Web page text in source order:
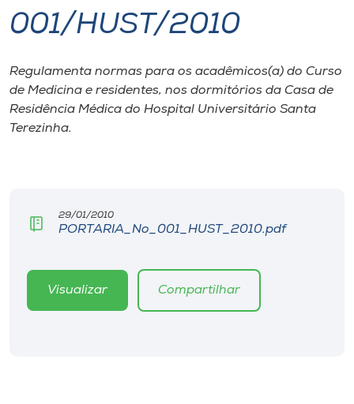
I.nova
Diplomados
Cultura
Biblioteca
Editora
Rádio
001/HUST/2010
Regulamenta normas para os acadêmicos(a) do Curso
de Medicina e residentes, nos dormitórios da Casa de
Residência Médica do Hospital Universitário Santa
Terezinha.
29/01/2010
PORTARIA_No_001_HUST_2010.pdf
Visualizar Compartilhar